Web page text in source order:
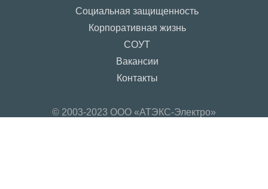
Социальная защищенность
Корпоративная жизнь
СОУТ
Вакансии
Контакты
© 2003-2023 ООО «АТЭКС-Электро»